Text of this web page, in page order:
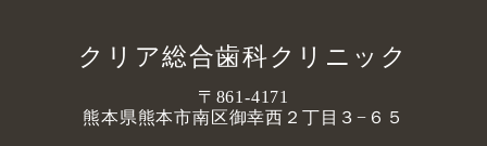
クリア総合歯科クリニック
〒861-4171
熊本県熊本市南区御幸西２丁目３−６５